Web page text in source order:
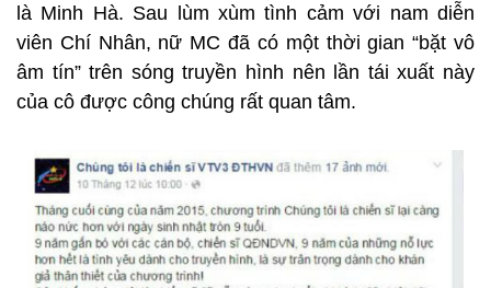
là Minh Hà. Sau lùm xùm tình cảm với nam diễn
viên Chí Nhân, nữ MC đã có một thời gian “bặt vô
âm tín” trên sóng truyền hình nên lần tái xuất này
của cô được công chúng rất quan tâm.